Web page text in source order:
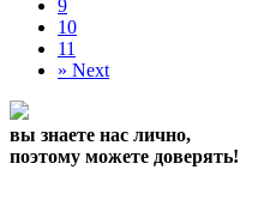
9
10
11
» Next
вы знаете нас лично,
поэтому можете доверять!